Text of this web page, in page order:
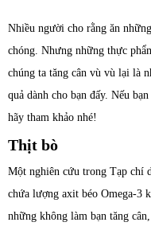
Nhiều người cho rằng ăn
chóng. Nhưng những thực
chúng ta tăng cân vù vù lại là
quả dành cho bạn đấy. Nếu
hãy tham khảo nhé!
Thịt bò
Một nghiên cứu trong Tạp chí
chứa lượng axit béo Omega-3
những không làm bạn tăng